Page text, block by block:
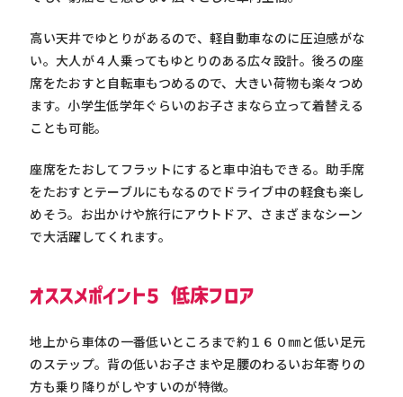
高い天井でゆとりがあるので、軽自動車なのに圧迫感がな
い。大人が４人乗ってもゆとりのある広々設計。後ろの座
席をたおすと自転車もつめるので、大きい荷物も楽々つめ
ます。小学生低学年ぐらいのお子さまなら立って着替える
ことも可能。
座席をたおしてフラットにすると車中泊もできる。助手席
をたおすとテーブルにもなるのでドライブ中の軽食も楽し
めそう。お出かけや旅行にアウトドア、さまざまなシーン
で大活躍してくれます。
オススメポイント５ 低床フロア
地上から車体の一番低いところまで約１６０㎜と低い足元
のステップ。背の低いお子さまや足腰のわるいお年寄りの
方も乗り降りがしやすいのが特徴。